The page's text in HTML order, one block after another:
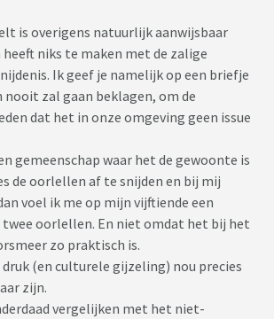
is overigens natuurlijk aanwijsbaar
niks te maken met de zalige
Ik geef je namelijk op een briefje
zal gaan beklagen, om de
dat het in onze omgeving geen issue
gemeenschap waar het de gewoonte is
de oorlellen af te snijden en bij mij
voel ik me op mijn vijftiende een
oorlellen. En niet omdat het bij het
zo praktisch is.
druk (en culturele gijzeling) nou precies
zijn.
vergelijken met het niet-